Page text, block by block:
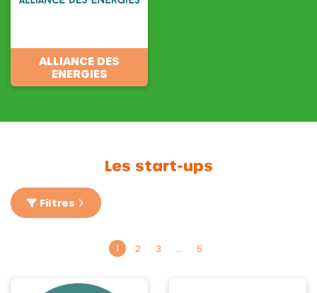
ALLIANCE DES
ENERGIES
Les start-ups
Filtres
1 2 3 5